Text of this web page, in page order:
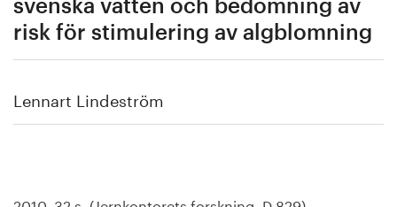
About us
svenska vatten och bedömning av
risk för stimulering av algblomning
Lennart Lindeström